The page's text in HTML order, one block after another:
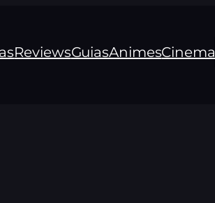
ReviewsGuiasAnimesCinema